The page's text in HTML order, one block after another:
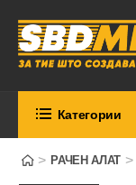
Категории
> РАЧЕН АЛАТ >